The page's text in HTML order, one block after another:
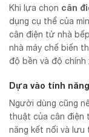
Khi lựa chọn cân
dụng cụ thể của
cân điện tử nhà
nhà máy chế biến
độ bền và độ chính
Dựa vào tính
Người dùng cũng
thuật của cân điện
năng kết nối và lưu